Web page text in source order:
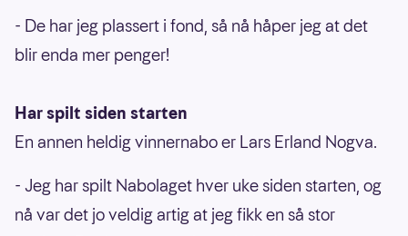
- De har jeg plassert i fond, så nå håper jeg at det
blir enda mer penger!
Har spilt siden starten
En annen heldig vinnernabo er Lars Erland Nogva.
- Jeg har spilt Nabolaget hver uke siden starten, og
nå var det jo veldig artig at jeg fikk en så stor